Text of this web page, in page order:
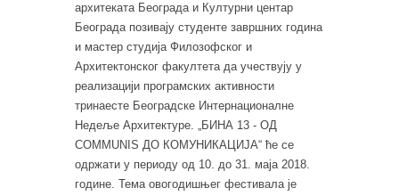
архитеката Београда и Културни центар
Београда позивају студенте завршних година
и мастер студија Филозофског и
Архитектонског факултета да учествују у
реализацији програмских активности
тринаесте Београдске Интернационалне
Недеље Архитектуре. „БИНА 13 - ОД
COMMUNIS ДО КОМУНИКАЦИЈА“ ће се
oдржати у периоду од 10. до 31. маја 2018.
године. Тема овогодишњег фестивала је